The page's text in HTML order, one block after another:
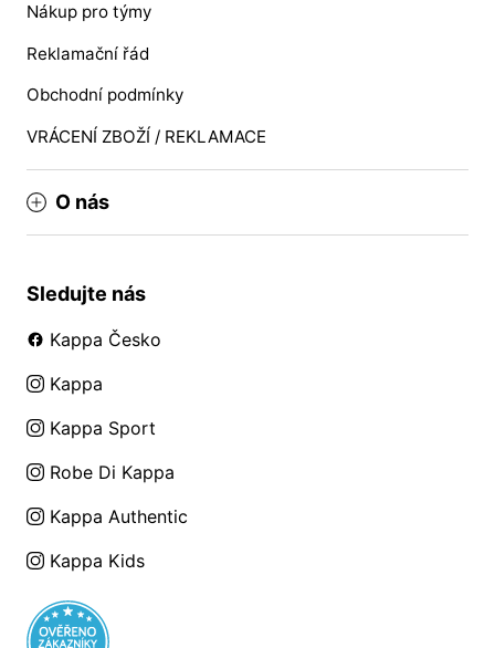
Nákup pro týmy
Reklamační řád
Obchodní podmínky
VRÁCENÍ ZBOŽÍ / REKLAMACE
O nás
Sledujte nás
Kappa Česko
Kappa
Kappa Sport
Robe Di Kappa
Kappa Authentic
Kappa Kids